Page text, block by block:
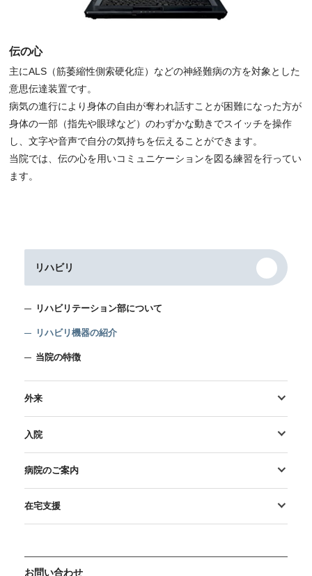
伝の心
主にALS（筋萎縮性側索硬化症）などの神経難病の方を対象とした
意思伝達装置です。
病気の進行により身体の自由が奪われ話すことが困難になった方が
身体の一部（指先や眼球など）のわずかな動きでスイッチを操作
し、文字や音声で自分の気持ちを伝えることができます。
当院では、伝の心を用いコミュニケーションを図る練習を行ってい
ます。
リハビリ
リハビリテーション部について
リハビリ機器の紹介
当院の特徴
外来
入院
病院のご案内
在宅支援
お問い合わせ